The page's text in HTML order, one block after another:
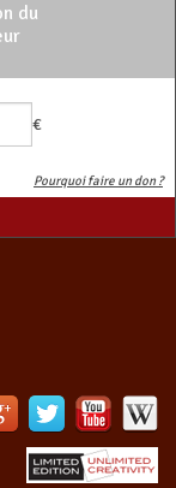
du
€
Pourquoi faire un don ?